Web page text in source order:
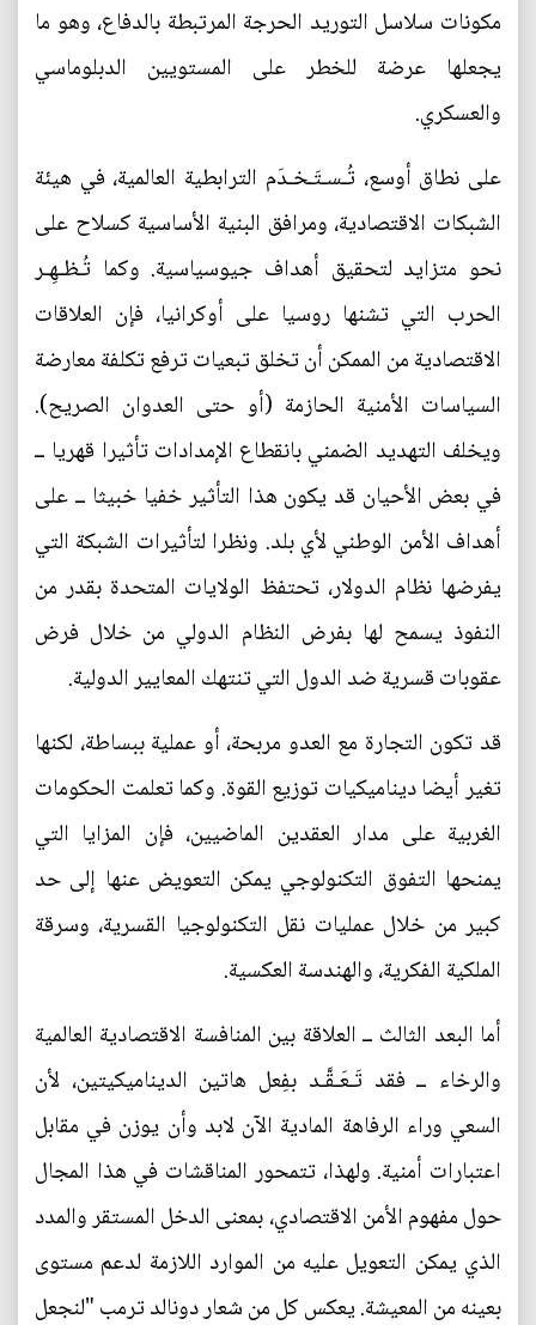
مكونات سلاسل التوريد الحرجة المرتبطة بالدفاع، وهو ما
يجعلها عرضة للخطر على المستويين الدبلوماسي
والعسكري.
على نطاق أوسع، تُـسـتَـخـدَم الترابطية العالمية، في هيئة
الشبكات الاقتصادية، ومرافق البنية الأساسية كسلاح على
نحو متزايد لتحقيق أهداف جيوسياسية. وكما تُـظـهِـر
الحرب التي تشنها روسيا على أوكرانيا، فإن العلاقات
الاقتصادية من الممكن أن تخلق تبعيات ترفع تكلفة معارضة
السياسات الأمنية الحازمة (أو حتى العدوان الصريح).
ويخلف التهديد الضمني بانقطاع الإمدادات تأثيرا قهريا ــ
في بعض الأحيان قد يكون هذا التأثير خفيا خبيثا ــ على
أهداف الأمن الوطني لأي بلد. ونظرا لتأثيرات الشبكة التي
يفرضها نظام الدولار، تحتفظ الولايات المتحدة بقدر من
النفوذ يسمح لها بفرض النظام الدولي من خلال فرض
عقوبات قسرية ضد الدول التي تنتهك المعايير الدولية.
قد تكون التجارة مع العدو مربحة، أو عملية ببساطة، لكنها
تغير أيضا ديناميكيات توزيع القوة. وكما تعلمت الحكومات
الغربية على مدار العقدين الماضيين، فإن المزايا التي
يمنحها التفوق التكنولوجي يمكن التعويض عنها إلى حد
كبير من خلال عمليات نقل التكنولوجيا القسرية، وسرقة
الملكية الفكرية، والهندسة العكسية.
أما البعد الثالث ــ العلاقة بين المنافسة الاقتصادية العالمية
والرخاء ــ فقد تَـعَـقَّـد بفِعل هاتين الديناميكيتين، لأن
السعي وراء الرفاهة المادية الآن لابد وأن يوزن في مقابل
اعتبارات أمنية. ولهذا، تتمحور المناقشات في هذا المجال
حول مفهوم الأمن الاقتصادي، بمعنى الدخل المستقر والمدد
الذي يمكن التعويل عليه من الموارد اللازمة لدعم مستوى
بعينه من المعيشة. يعكس كل من شعار دونالد ترمب "لنجعل